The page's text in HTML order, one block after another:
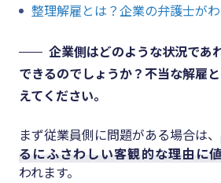
整理解雇とは？企業の弁護士が
企業側はどのような状況であ
できるのでしょうか？不当な解雇
えてください。
まず従業員側に問題がある場合は、
るにふさわしい客観的な理由に
われます。